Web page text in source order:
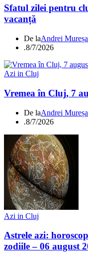
Sfatul zilei pentru
vacanță
De laAndrei
.8/7/2026
Azi in Cluj
Vremea în Cluj, 7
De laAndrei
.8/7/2026
Azi in Cluj
Astrele azi:
zodiile – 06 august